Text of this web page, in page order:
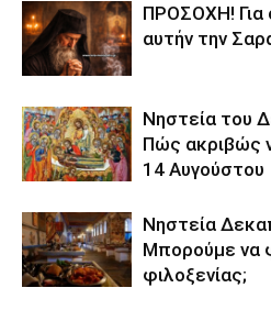
ΠΡΟΣΟΧΗ! Για
αυτήν την
Νηστεία του
Πώς ακριβώς
14 Αυγούστου
Νηστεία
Μπορούμε να
φιλοξενίας;